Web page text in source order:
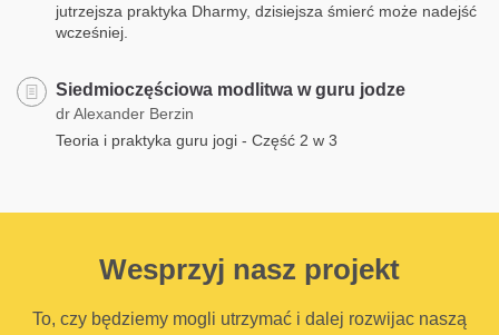
jutrzejsza praktyka Dharmy, dzisiejsza śmierć może nadejść
wcześniej.
Siedmioczęściowa modlitwa w guru jodze
dr Alexander Berzin
Teoria i praktyka guru jogi - Część 2 w 3
Wesprzyj nasz projekt
To, czy będziemy mogli utrzymać i dalej rozwijac naszą